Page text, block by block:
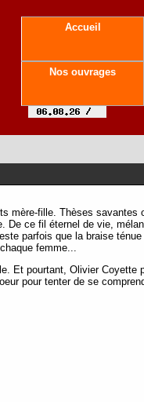
Accueil
Nos ouvrages
mère-fille. Thèses
ce fil éternel de vie,
parfois que la braise
femme...
Et pourtant, Olivier Coyette
pour tenter de se